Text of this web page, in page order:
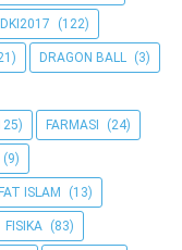
DKI2017 (122)
DRAGON BALL (3)
FARMASI (24)
(9)
ISLAM (13)
FISIKA (83)